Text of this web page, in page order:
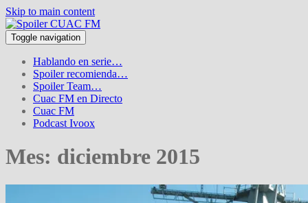
Skip to main content
Toggle navigation
Hablando en serie…
Spoiler recomienda…
Spoiler Team…
Cuac FM en Directo
Cuac FM
Podcast Ivoox
Mes: diciembre 2015